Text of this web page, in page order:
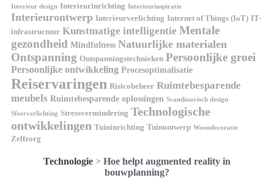
Interieur design Interieurinrichting Interieurinspiratie
Interieurontwerp Interieurverlichting Internet of Things (IoT) IT-
infrastructuur Kunstmatige intelligentie Mentale
gezondheid Mindfulness Natuurlijke materialen
Ontspanning Ontspanningstechnieken Persoonlijke groei
Persoonlijke ontwikkeling Procesoptimalisatie
Reiservaringen Risicobeheer Ruimtebesparende
meubels Ruimtebesparende oplossingen Scandinavisch design
Sfeerverlichting Stressvermindering Technologische
ontwikkelingen Tuininrichting Tuinontwerp Woondecoratie
Zelfzorg
Technologie > Hoe helpt augmented reality in
bouwplanning?